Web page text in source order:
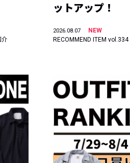
介
ットアップ！
2026.08.07
NEW
RECOMMEND ITEM vol.334